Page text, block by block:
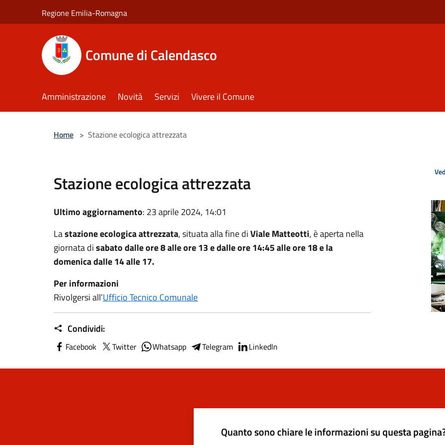
Regione Emilia-Romagna
Comune di Calendasco
Amministrazione Novità Servizi Vivere il Comune
Home > Stazione ecologica attrezzata
Stazione ecologica attrezzata
Ultimo aggiornamento: 23 aprile 2024, 14:01
Lastazione ecologica attrezzata, situata alla fine diViale Matteotti, è aperta nella
giornata disabato dalle ore 8 alle ore 13 e dalle ore 14:45 alle ore 18 e la
domenica dalle 14 alle 17.
Per informazioni
Rivolgersi all’Ufficio Tecnico Comunale
Condividi:
Facebook Twitter Whatsapp Telegram LinkedIn
Quanto sono chiare le informazioni su questa